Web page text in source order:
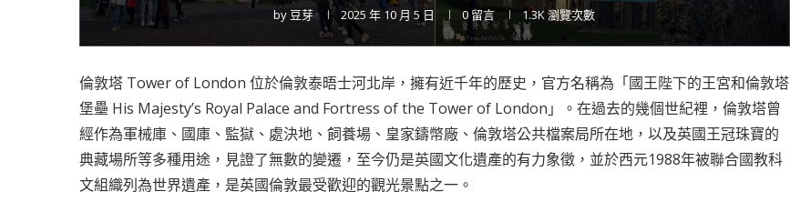
by 豆芽 2025 年 10 月 5 日 0 留言 1.3K瀏覽次數
倫敦塔 Tower of London 位於倫敦泰晤士河北岸，擁有近千年的歷史，官方名稱為「國王陛下的王宮和倫敦塔
堡壘 His Majesty’s Royal Palace and Fortress of the Tower of London」。在過去的幾個世紀裡，倫敦塔曾
經作為軍械庫、國庫、監獄、處決地、飼養場、皇家鑄幣廠、倫敦塔公共檔案局所在地，以及英國王冠珠寶的
典藏場所等多種用途，見證了無數的變遷，至今仍是英國文化遺產的有力象徵，並於西元1988年被聯合國教科
文組織列為世界遺產，是英國倫敦最受歡迎的觀光景點之一。